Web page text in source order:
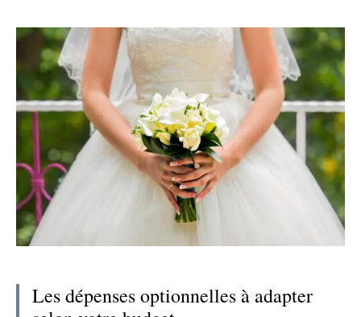
Les dépenses optionnelles à adapter